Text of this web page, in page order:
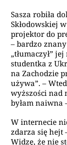
Sasza robiła
Skłodowskiej
projektor do
– bardzo
„tłumaczył”
studentka z
na Zachodzie
używa”. –
wyższości nad
byłam naiwna
W internecie
zdarza się hejt
Widzę, że nie